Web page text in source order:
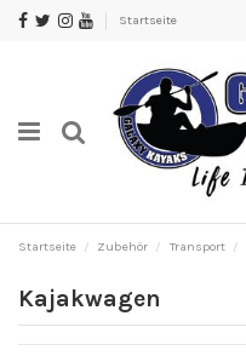
Startseite
Startseite Zubehör Transport
Kajakwagen